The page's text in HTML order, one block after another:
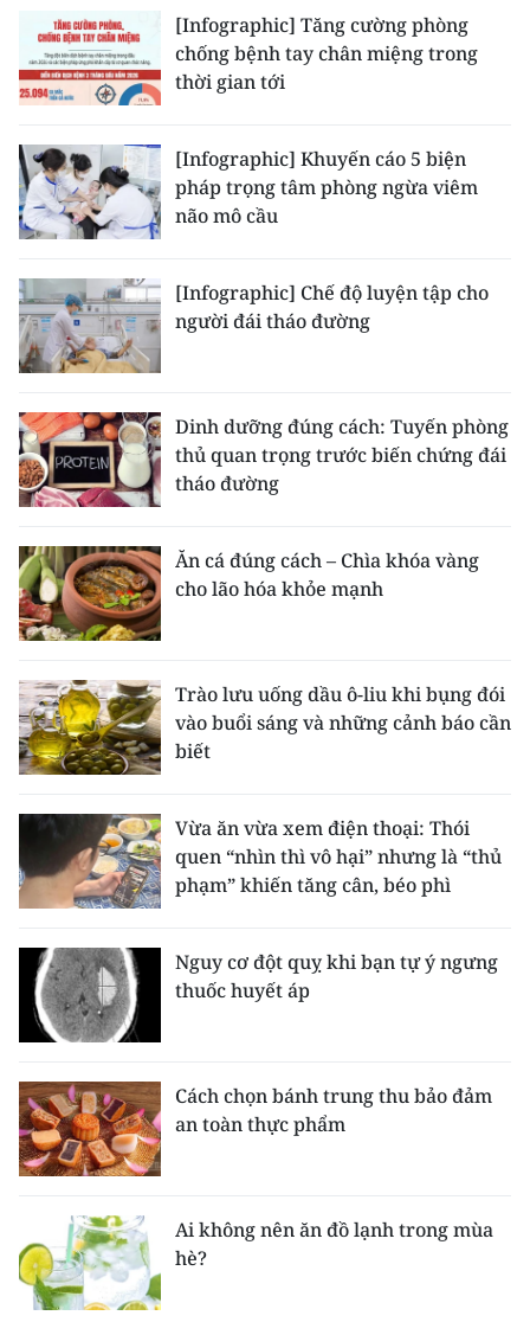
[Infographic] Tăng cường phòng
chống bệnh tay chân miệng trong
thời gian tới
[Infographic] Khuyến cáo 5 biện
pháp trọng tâm phòng ngừa viêm
não mô cầu
[Infographic] Chế độ luyện tập cho
người đái tháo đường
Dinh dưỡng đúng cách: Tuyến phòng
thủ quan trọng trước biến chứng đái
tháo đường
Ăn cá đúng cách – Chìa khóa vàng
cho lão hóa khỏe mạnh
Trào lưu uống dầu ô-liu khi bụng đói
vào buổi sáng và những cảnh báo cần
biết
Vừa ăn vừa xem điện thoại: Thói
quen “nhìn thì vô hại” nhưng là “thủ
phạm” khiến tăng cân, béo phì
Nguy cơ đột quỵ khi bạn tự ý ngưng
thuốc huyết áp
Cách chọn bánh trung thu bảo đảm
an toàn thực phẩm
Ai không nên ăn đồ lạnh trong mùa
hè?